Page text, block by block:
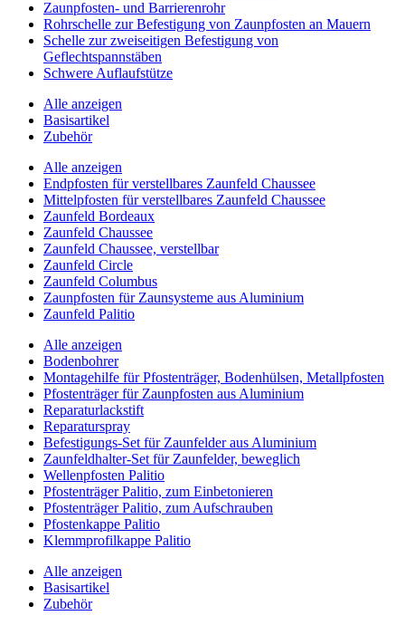
Zaunpfosten- und Barrierenrohr
Rohrschelle zur Befestigung von Zaunpfosten an Mauern
Schelle zur zweiseitigen Befestigung von
Geflechtspannstäben
Schwere Auflaufstütze
Alle anzeigen
Basisartikel
Zubehör
Alle anzeigen
Endpfosten für verstellbares Zaunfeld Chaussee
Mittelpfosten für verstellbares Zaunfeld Chaussee
Zaunfeld Bordeaux
Zaunfeld Chaussee
Zaunfeld Chaussee, verstellbar
Zaunfeld Circle
Zaunfeld Columbus
Zaunpfosten für Zaunsysteme aus Aluminium
Zaunfeld Palitio
Alle anzeigen
Bodenbohrer
Montagehilfe für Pfostenträger, Bodenhülsen, Metallpfosten
Pfostenträger für Zaunpfosten aus Aluminium
Reparaturlackstift
Reparaturspray
Befestigungs-Set für Zaunfelder aus Aluminium
Zaunfeldhalter-Set für Zaunfelder, beweglich
Wellenpfosten Palitio
Pfostenträger Palitio, zum Einbetonieren
Pfostenträger Palitio, zum Aufschrauben
Pfostenkappe Palitio
Klemmprofilkappe Palitio
Alle anzeigen
Basisartikel
Zubehör